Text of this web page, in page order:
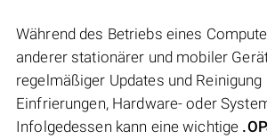
Während des Betriebs eines
anderer stationärer und mobiler
regelmäßiger Updates und Reinigung
Einfrierungen, Hardware- oder
Infolgedessen kann eine wichtige